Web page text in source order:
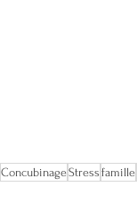
ConcubinageStress famille